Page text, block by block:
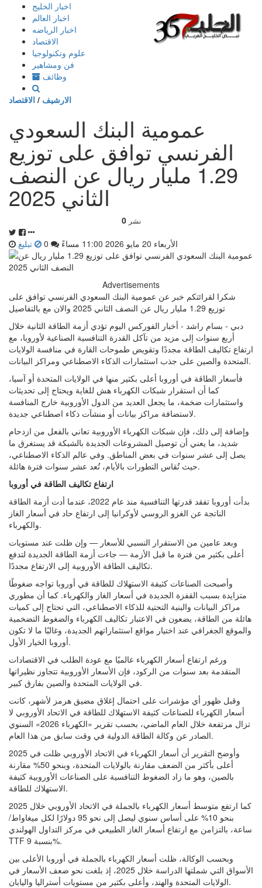
إذهب
المحتوى
اخبار الخليج
اخبار العالم
اخبار الرياضه
الاقتصاد
علوم وتكنولوجيا
فن ومشاهير
وظائف
الارشيف / الاقتصاد
عمومية البنك السعودي
الفرنسي توافق على توزيع
1.29 مليار ريال عن النصف
الثاني 2025
0 نشر
الأربعاء 20 مايو 2026 11:00 مساءً تبليغ
Advertisements
شكرا لقرائتكم خبر عن عمومية البنك السعودي الفرنسي توافق على
توزيع 1.29 مليار ريال عن النصف الثاني 2025 والان مع بالتفاصيل
دبي - بسام راشد - أخبار الفوركس اليوم تؤدي أزمة الطاقة الثانية خلال
أربع سنوات إلى مزيد من تآكل القدرة التنافسية الصناعية لأوروبا، مع
ارتفاع تكاليف الطاقة مجددًا وتقويض طموحات القارة في منافسة الولايات
المتحدة والصين على جذب استثمارات الذكاء الاصطناعي ومراكز البيانات.
فأسعار الطاقة في أوروبا أعلى بكثير منها في الولايات المتحدة أو آسيا،
كما أن استقرار شبكات الكهرباء هش للغاية ويحتاج إلى تحديثات
واستثمارات ضخمة، ما يجعل العديد من الدول الأوروبية خارج المنافسة
لاستضافة مراكز بيانات أو منشآت ذكاء اصطناعي جديدة.
وإضافة إلى ذلك، فإن شبكات الكهرباء الأوروبية تعاني بالفعل من ازدحام
شديد، ما يعني أن توصيل المشروعات الجديدة بالشبكة قد يستغرق ما
يصل إلى عشر سنوات في بعض المناطق. وفي عالم الذكاء الاصطناعي،
حيث تُقاس التطورات بالأيام، تُعد عشر سنوات فترة هائلة.
ارتفاع تكاليف الطاقة في أوروبا
بدأت أوروبا تفقد قدرتها التنافسية منذ عام 2022، عندما أدت أزمة الطاقة
الناتجة عن الغزو الروسي لأوكرانيا إلى ارتفاع حاد في أسعار الغاز
والكهرباء.
وبعد عامين من الاستقرار النسبي للأسعار — وإن ظلت عند مستويات
أعلى بكثير من فترة ما قبل الأزمة — جاءت أزمة الطاقة الجديدة لتدفع
تكاليف الطاقة الأوروبية إلى الارتفاع مجددًا.
وأصبحت الصناعات كثيفة الاستهلاك للطاقة في أوروبا تواجه ضغوطًا
متزايدة بسبب القفزة الجديدة في أسعار الغاز والكهرباء. كما أن مطوري
مراكز البيانات والبنية التحتية للذكاء الاصطناعي، التي تحتاج إلى كميات
هائلة من الطاقة، يضعون في الاعتبار تكاليف الكهرباء والضغوط التضخمية
والموقع الجغرافي عند اختيار مواقع استثماراتهم الجديدة، وغالبًا ما لا تكون
أوروبا الخيار الأول.
ورغم ارتفاع أسعار الكهرباء عالميًا مع عودة الطلب في الاقتصادات
المتقدمة بعد سنوات من الركود، فإن الأسعار الأوروبية تتجاوز نظيراتها
في الولايات المتحدة والصين بفارق كبير.
وقبل ظهور أي مؤشرات على احتمال إغلاق مضيق هرمز لأشهر، كانت
أسعار الكهرباء للصناعات كثيفة الاستهلاك للطاقة في الاتحاد الأوروبي لا
تزال مرتفعة خلال العام الماضي، بحسب تقرير «الكهرباء 2026» السنوي
الصادر عن وكالة الطاقة الدولية في وقت سابق من هذا العام.
وأوضح التقرير أن أسعار الكهرباء في الاتحاد الأوروبي ظلت في 2025
أعلى بأكثر من الضعف مقارنة بالولايات المتحدة، وبنحو 50% مقارنة
بالصين، وهو ما زاد الضغوط التنافسية على الصناعات الأوروبية كثيفة
الاستهلاك للطاقة.
كما ارتفع متوسط أسعار الكهرباء بالجملة في الاتحاد الأوروبي خلال 2025
بنحو 10% على أساس سنوي ليصل إلى نحو 95 دولارًا لكل ميغاواط/
ساعة، بالتزامن مع ارتفاع أسعار الغاز الطبيعي في مركز التداول الهولندي
TTF بنسبة 9%.
وبحسب الوكالة، ظلت أسعار الكهرباء بالجملة في أوروبا الأعلى بين
الأسواق التي شملتها الدراسة خلال 2025، إذ بلغت نحو ضعف الأسعار في
الولايات المتحدة والهند، وأعلى بكثير من مستويات أستراليا واليابان.